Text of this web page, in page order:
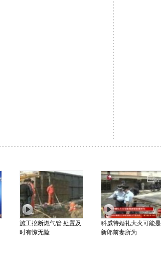
施工挖断燃气管 处置及
时有惊无险
科威特婚礼大火可能是
新郎前妻所为